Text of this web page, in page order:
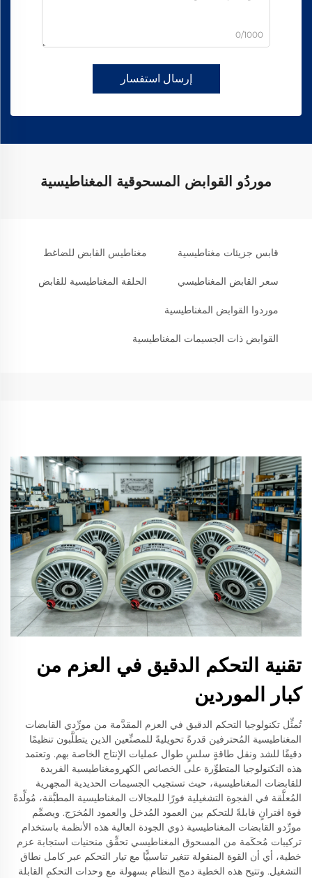
0/1000
إرسال استفسار
موردُو القوابض المسحوقية المغناطيسية
قابس جزيئات مغناطيسية مغناطيس القابض للضاغط
سعر القابض المغناطيسي الحلقة المغناطيسية للقابض
موردوا القوابض المغناطيسية
القوابض ذات الجسيمات المغناطيسية
تقنية التحكم الدقيق في العزم من
كبار الموردين
تُمثِّل تكنولوجيا التحكم الدقيق في العزم المقدَّمة من مورِّدي القابضات
المغناطيسية المُحترفين قدرةً تحويليةً للمصنِّعين الذين يتطلَّبون تنظيمًا
دقيقًا للشد ونقل طاقةٍ سلسٍ طوال عمليات الإنتاج الخاصة بهم. وتعتمد
هذه التكنولوجيا المتطوِّرة على الخصائص الكهرومغناطيسية الفريدة
للقابضات المغناطيسية، حيث تستجيب الجسيمات الحديدية المجهرية
المُعلَّقة في الفجوة التشغيلية فورًا للمجالات المغناطيسية المطبَّقة، مُولِّدةً
قوة اقترانٍ قابلةً للتحكم بين العمود المُدخل والعمود المُخرَج. ويصمِّم
مورِّدو القابضات المغناطيسية ذوي الجودة العالية هذه الأنظمة باستخدام
تركيبات مُحكَمة من المسحوق المغناطيسي تحقِّق منحنيات استجابة عزم
خطية، أي أن القوة المنقولة تتغير تناسبيًّا مع تيار التحكم عبر كامل نطاق
التشغيل. وتتيح هذه الخطية دمج النظام بسهولة مع وحدات التحكم القابلة